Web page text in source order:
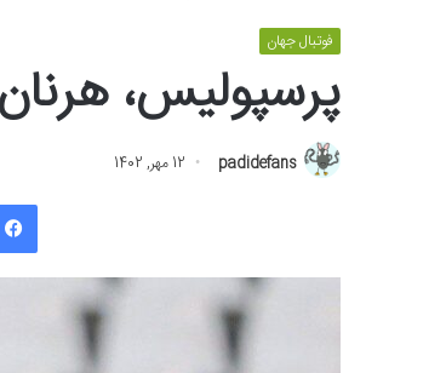
فوتبال جهان
پرسپولیس،
padidefans 12 مهر, 1402